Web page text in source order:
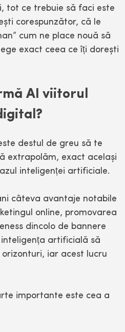
tot ce trebuie să faci este
corespunzător, că le
cum ne place nouă să
exact ceea ce îți dorești
AI viitorul
destul de greu să te
extrapolăm, exact același
inteligenței artificiale.
câteva avantaje notabile
online, promovarea
dincolo de bannere
artificială să
iar acest lucru
importante este cea a